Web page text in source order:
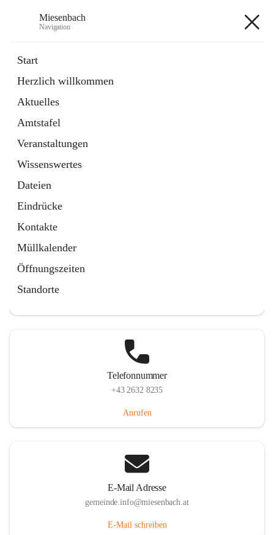
Miesenbach
Navigation
Start
Herzlich willkommen
Aktuelles
Amtstafel
Veranstaltungen
Wissenswertes
Dateien
Eindrücke
Kontakte
Müllkalender
Öffnungszeiten
Standorte
Externe Webseite
in
Tab
Region Schneebergland
Externe Webseite
öffnet
in
neuem
Tab
Telefonnummer
+43 2632 8235
Anrufen
E-Mail Adresse
gemeinde.info@miesenbach.at
E-Mail schreiben